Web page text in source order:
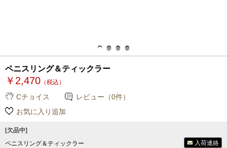
ペニスリング＆ティックラー
￥2,470 （税込）
Cチョイス
レビュー（0件）
お気に入り追加
[欠品中]
ペニスリング＆ティックラー
入荷連絡